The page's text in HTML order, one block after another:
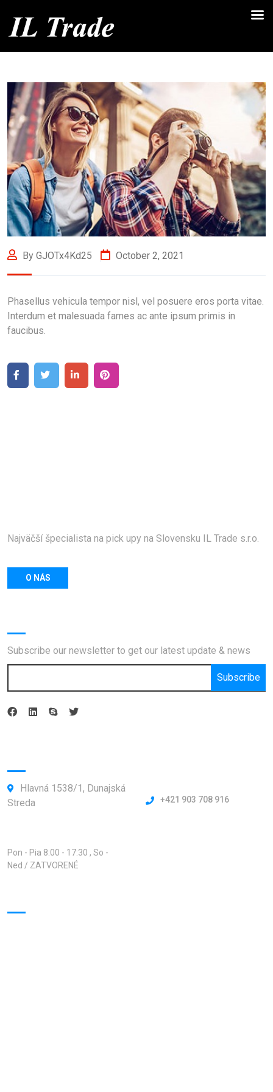
By GJOTx4Kd25 October 2, 2021
Phasellus vehicula tempor nisl, vel posuere eros porta vitae.
Interdum et malesuada fames ac ante ipsum primis in
faucibus.
Najväčší špecialista na pick upy na Slovensku IL Trade s.r.o.
O NÁS
Subscribe our newsletter to get our latest update & news
Subscribe
Hlavná 1538/1, Dunajská
Streda
+421 903 708 916
Pon - Pia 8:00 - 17:30 , So -
Ned / ZATVORENÉ